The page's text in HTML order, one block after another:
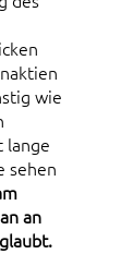
wie
lange
sehen
an